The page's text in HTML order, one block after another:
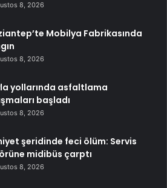
8, 2026
Mobilya Fabrikasında
8, 2026
yollarında asfaltlama
başladı
8, 2026
şeridinde feci ölüm: Servis
midibüs çarptı
8, 2026